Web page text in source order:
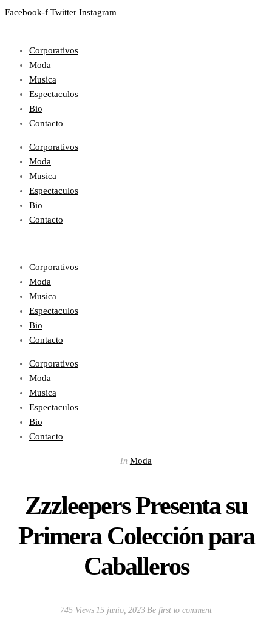
Facebook-f Twitter Instagram
Corporativos
Moda
Musica
Espectaculos
Bio
Contacto
Corporativos
Moda
Musica
Espectaculos
Bio
Contacto
Corporativos
Moda
Musica
Espectaculos
Bio
Contacto
Corporativos
Moda
Musica
Espectaculos
Bio
Contacto
In Moda
Zzzleepers Presenta su
Primera Colección para
Caballeros
745 Views 15 junio, 2023 Be first to comment